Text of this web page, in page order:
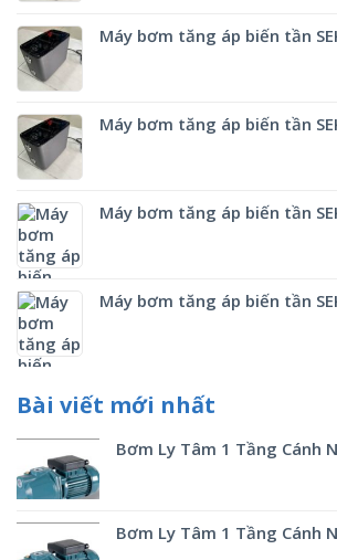
Máy bơm tăng áp biến tần
Máy bơm tăng áp biến tần
Máy bơm tăng áp biến tần
Máy bơm tăng áp biến tần
Bài viết mới nhất
Bơm Ly Tâm 1 Tầng Cánh
Bơm Ly Tâm 1 Tầng Cánh